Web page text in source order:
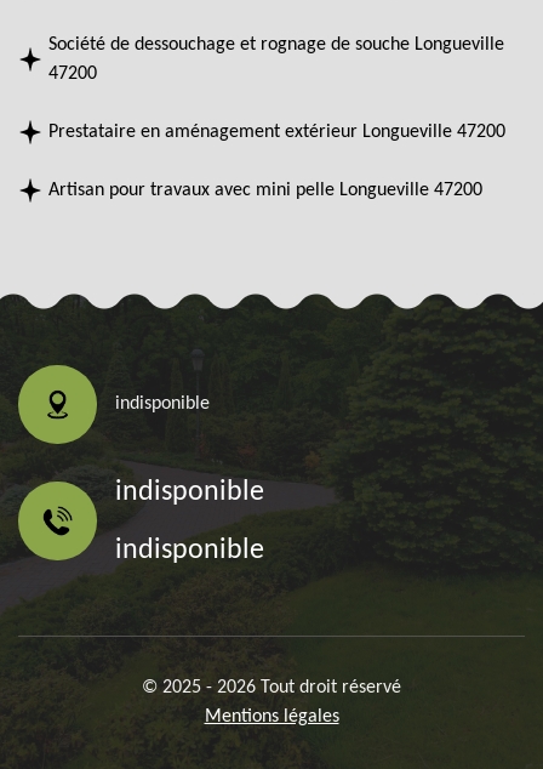
Société de dessouchage et rognage de souche Longueville
47200
Prestataire en aménagement extérieur Longueville 47200
Artisan pour travaux avec mini pelle Longueville 47200
indisponible
indisponible
indisponible
© 2025 - 2026 Tout droit réservé
Mentions légales